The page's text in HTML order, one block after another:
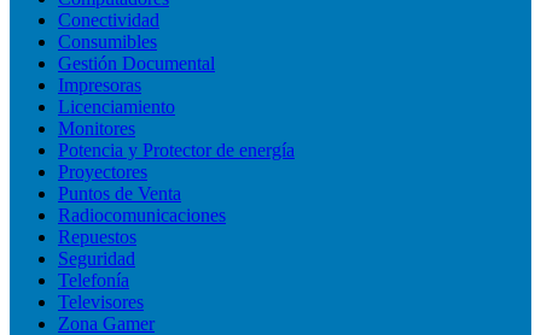
Conectividad
Consumibles
Gestión Documental
Impresoras
Licenciamiento
Monitores
Potencia y Protector de energía
Proyectores
Puntos de Venta
Radiocomunicaciones
Repuestos
Seguridad
Telefonía
Televisores
Zona Gamer